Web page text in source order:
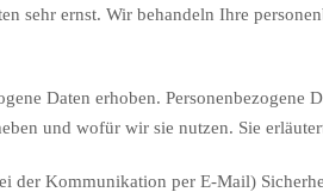
sehr ernst. Wir behandeln Ihre
Daten erhoben.
und wofür wir sie nutzen. Sie
der Kommunikation per E-Mail)